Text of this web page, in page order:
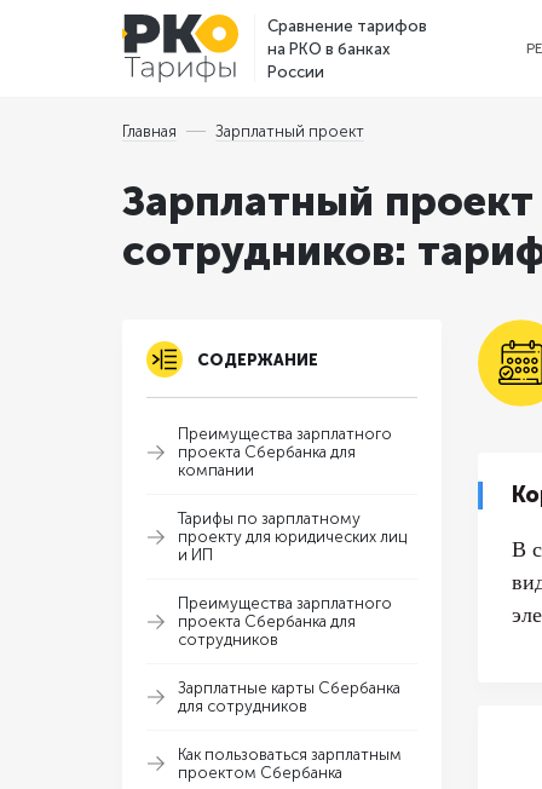
Сравнение тарифов
на РКО в банках
России
Главная Зарплатный проект
Зарплатный
сотрудников:
СОДЕРЖАНИЕ
Преимущества зарплатного
проекта Сбербанка для
компании
Тарифы по зарплатному
проекту для юридических лиц
и ИП
Преимущества зарплатного
проекта Сбербанка для
сотрудников
Зарплатные карты Сбербанка
для сотрудников
Как пользоваться зарплатным
проектом Сбербанка
В